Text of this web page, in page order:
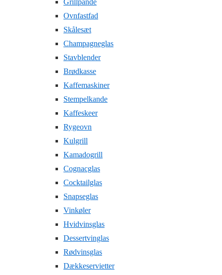
Grillpande
Ovnfastfad
Skålesæt
Champagneglas
Stavblender
Brødkasse
Kaffemaskiner
Stempelkande
Kaffeskeer
Rygeovn
Kulgrill
Kamadogrill
Cognacglas
Cocktailglas
Snapseglas
Vinkøler
Hvidvinsglas
Dessertvinglas
Rødvinsglas
Dækkeservietter